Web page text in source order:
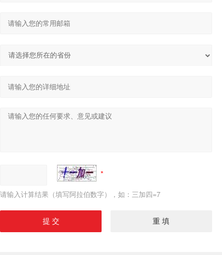
请输入计算结果（填写阿拉伯数字），如：三加四=7